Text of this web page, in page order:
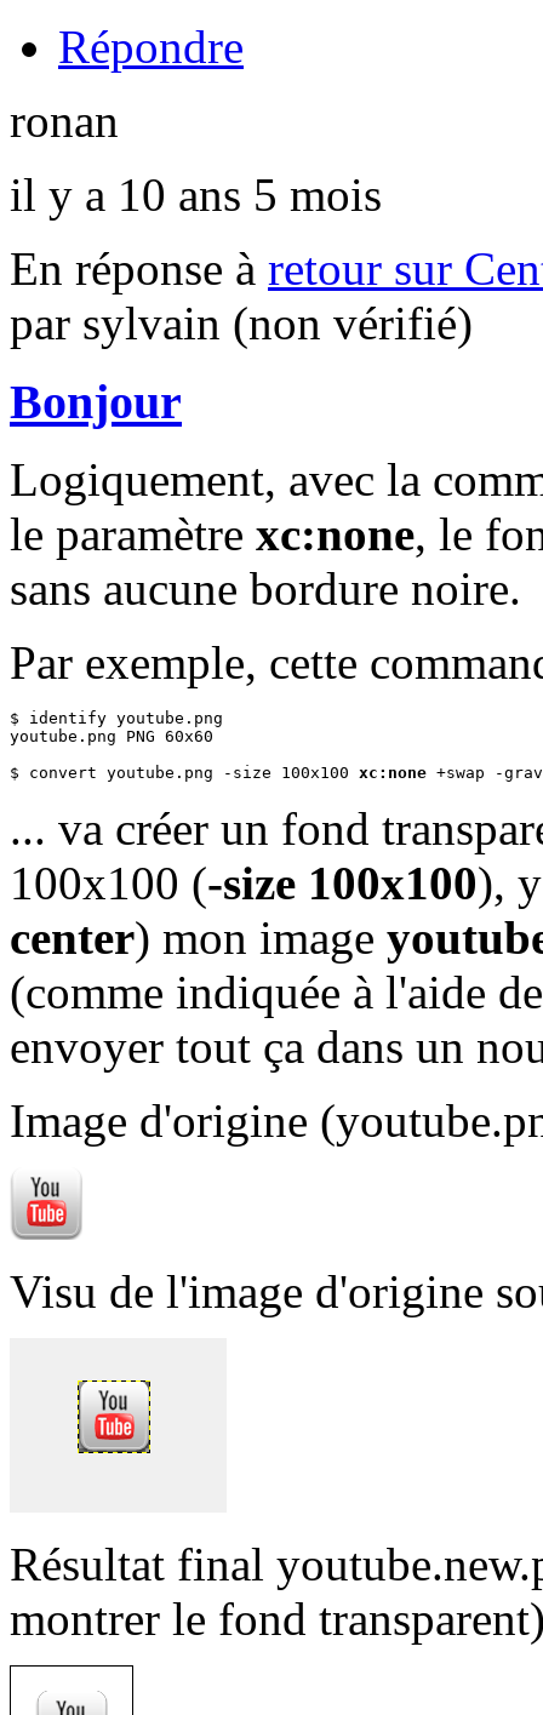
Répondre
ronan
il y a 10 ans 5 mois
En réponse à retour sur
par sylvain (non vérifié)
Bonjour
Logiquement, avec la
le paramètre xc:none, le
sans aucune bordure noire.
Par exemple, cette
$ identify youtube.png
youtube.png PNG 60x60
$ convert youtube.png -size 100x100 xc:none +swap -
... va créer un fond
100x100 (-size 100x100),
center) mon image
(comme indiquée à l'aide
envoyer tout ça dans un
Image d'origine
Visu de l'image d'origine
Résultat final
montrer le fond